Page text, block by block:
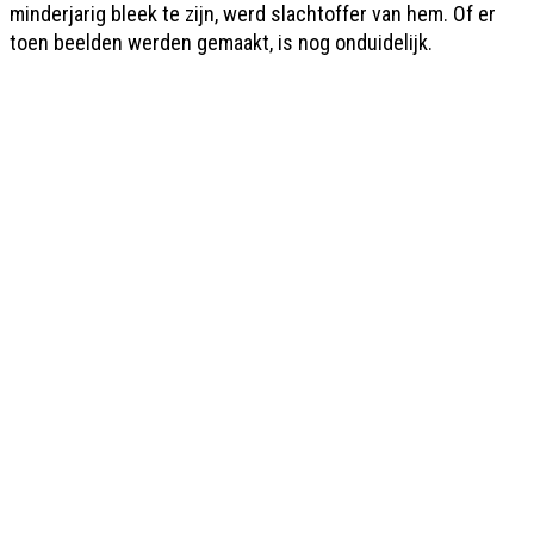
minderjarig bleek te zijn, werd slachtoffer van hem. Of er
toen beelden werden gemaakt, is nog onduidelijk.